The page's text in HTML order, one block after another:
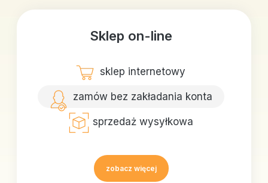
Sklep on-line
sklep internetowy
zamów bez zakładania konta
sprzedaż wysyłkowa
zobacz więcej